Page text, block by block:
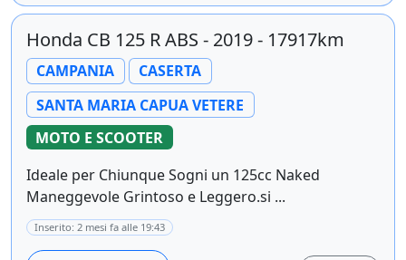
Honda CB 125 R ABS - 2019 - 17917km
CAMPANIA
CASERTA
SANTA MARIA CAPUA VETERE
MOTO E SCOOTER
Ideale per Chiunque Sogni un 125cc Naked
Maneggevole Grintoso e Leggero.si ...
Inserito: 2 mesi fa alle 19:43